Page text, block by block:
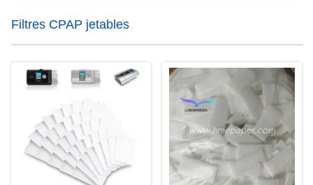
Filtres CPAP jetables